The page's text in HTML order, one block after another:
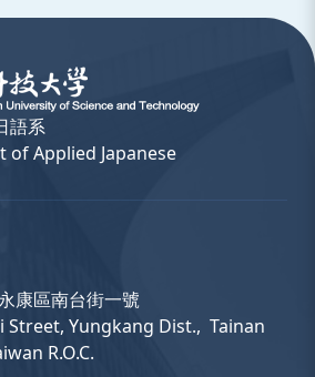
語系
of Applied Japanese
康區南台街一號
Street, Yungkang Dist.,  Tainan
R.O.C.